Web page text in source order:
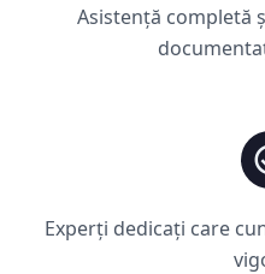
Asistență completă
Experți dedicați care